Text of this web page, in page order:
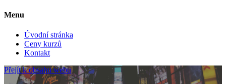
Menu
Úvodní stránka
Ceny kurzů
Kontakt
Přejít k obsahu webu